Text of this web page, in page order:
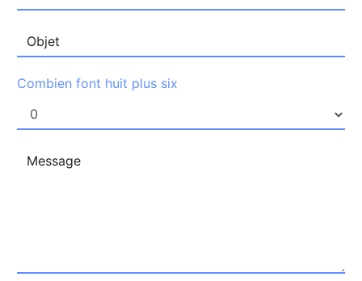
Combien font huit plus six